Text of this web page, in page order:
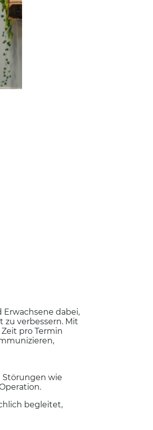
dabei,
zu verbessern. Mit
pro Termin
wie
begleitet,